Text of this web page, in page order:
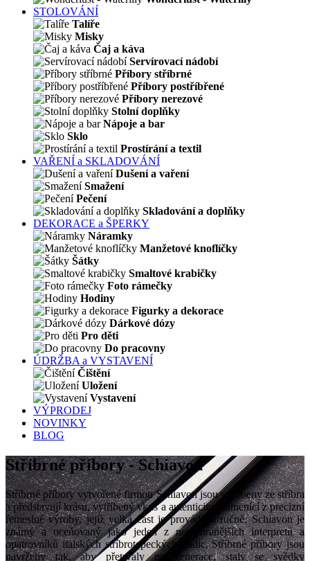
STOLOVÁNÍ
Talíře
Misky
Čaj a káva
Servírovací nádobí
Příbory stříbrné
Příbory postříbřené
Příbory nerezové
Stolní doplňky
Nápoje a bar
Sklo
Prostírání a textil
VAŘENÍ a SKLADOVÁNÍ
Dušení a vaření
Smažení
Pečení
Skladování a doplňky
DEKORACE a ŠPERKY
Náramky
Manžetové knoflíčky
Šátky
Smaltové krabičky
Foto rámečky
Hodiny
Figurky a dekorace
Dárkové dózy
Pro děti
Do pracovny
ÚDRŽBA a VYSTAVENÍ
Čištění
Uložení
Vystavení
VÝPRODEJ
NOVINKY
BLOG
Stříbrné příbory - Schiavon
Stříbrné příbory vytvořené firmou Schiavon jsou vyrobeny ze stříbra
a představují krásu, vytříbený vkus a autenticitu pramenící z precizní
řemeslné výroby, jejíž velká část je prováděna ručně. Schiavon je
známý a oceňovaný jako jeden z nejvybranějších interpretů a
opatrovníků italských stříbrotepeckých tradic. Stříbrné příbory jsou
navrženy tak, aby přetrvaly po generace, staly se svědky